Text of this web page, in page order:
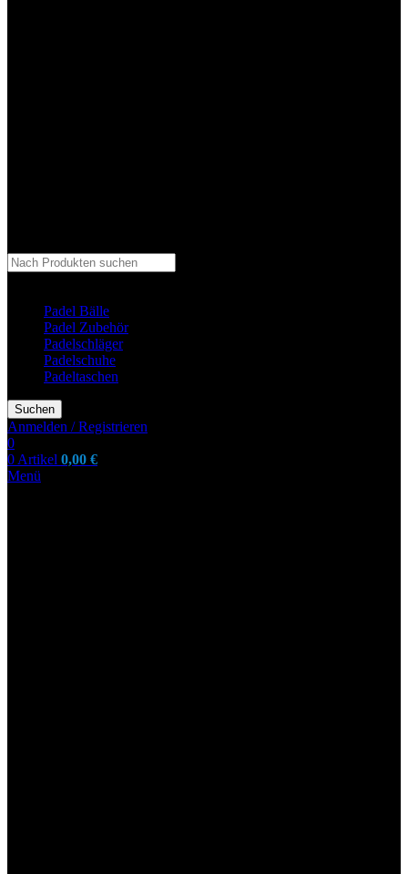
Padel Bälle
Padel Zubehör
Padelschläger
Padelschuhe
Padeltaschen
Suchen
Anmelden / Registrieren
0
0 Artikel 0,00 €
Menü